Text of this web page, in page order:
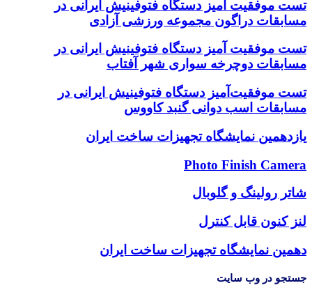
تست موفقیت آمیز دستگاه فتوفینیش ایرانی در
مسابقات دراگون مجموعه ورزشی آزادی
تست موفقیت آمیز دستگاه فتوفینیش ایرانی در
مسابقات دوچرخه سواری شهر آفتاب
تست موفقیت‌آمیز دستگاه فتوفینیش ایرانی در
مسابقات اسب دوانی گنبد کاووس
یازدهمین نمایشگاه تجهیزات ساخت ایران
Photo Finish Camera
شاتر رولینگ و گلوبال
لنز کنون قابل کنترل
دهمین نمایشگاه تجهیزات ساخت ایران
جستجو در وب سایت